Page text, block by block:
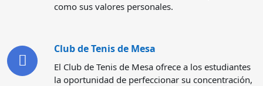
como sus valores personales.
Club de Tenis de Mesa
El Club de Tenis de Mesa ofrece a los estudiantes
la oportunidad de perfeccionar su concentración,